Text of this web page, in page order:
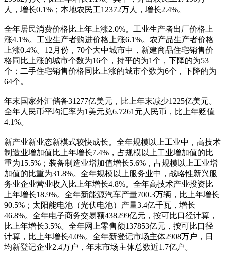
人，增长0.1%；本地农民工12372万人，增长2.4%。
全年居民消费价格比上年上涨2.0%。工业生产者出厂价格上
涨4.1%。工业生产者购进价格上涨6.1%。农产品生产者价格
上涨0.4%。12月份，70个大中城市中，新建商品住宅销售价
格同比上涨的城市个数为16个，持平的为1个，下降的为53
个；二手住宅销售价格同比上涨的城市个数为6个，下降的为
64个。
年末国家外汇储备31277亿美元，比上年末减少1225亿美元。
全年人民币平均汇率为1美元兑6.7261元人民币，比上年贬值
4.1%。
新产业新业态新模式较快成长。全年规模以上工业中，高技术
制造业增加值比上年增长7.4%，占规模以上工业增加值的比
重为15.5%；装备制造业增加值增长5.6%，占规模以上工业增
加值的比重为31.8%。全年规模以上服务业中，战略性新兴服
务业企业营业收入比上年增长4.8%。全年高技术产业投资比
上年增长18.9%。全年新能源汽车产量700.3万辆，比上年增长
90.5%；太阳能电池（光伏电池）产量3.4亿千瓦，增长
46.8%。全年电子商务交易额438299亿元，按可比口径计算，
比上年增长3.5%。全年网上零售额137853亿元，按可比口径
计算，比上年增长4.0%。全年新登记市场主体2908万户，日
均新登记企业2.4万户，年末市场主体总数近1.7亿户。